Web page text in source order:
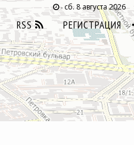
- сб. 8 августа 2026
RSS РЕГИСТРАЦИЯ